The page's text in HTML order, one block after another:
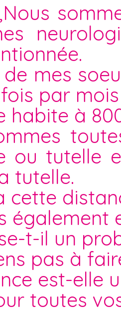
de mes
par
habite à
ou tutelle
tutelle.
cette
t-il un
pas à
est-elle
toutes